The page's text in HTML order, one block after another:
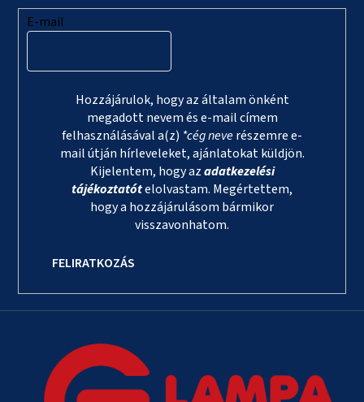
E-mail
Hozzájárulok, hogy az általam önként
megadott nevem és e-mail címem
felhasználásával a(z) *cég neverészemre e-
mail útján hírleveleket, ajánlatokat küldjön.
Kijelentem, hogy azadatkezelési
tájékoztatótelolvastam. Megértettem,
hogy a hozzájárulásom bármikor
visszavonhatom.
FELIRATKOZÁS